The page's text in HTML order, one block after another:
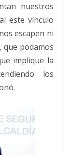
nuestros
este vínculo
escapen ni
que podamos
implique la
los